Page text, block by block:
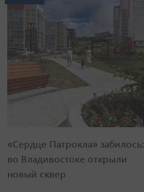
«Сердце Патрокла» забилось:
во Владивостоке открыли
новый сквер